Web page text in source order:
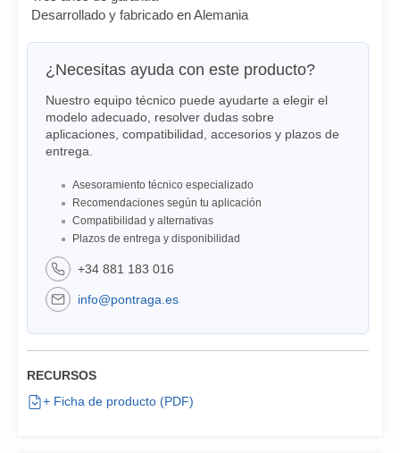
Desarrollado y fabricado en Alemania
¿Necesitas ayuda con este producto?
Nuestro equipo técnico puede ayudarte a elegir el
modelo adecuado, resolver dudas sobre
aplicaciones, compatibilidad, accesorios y plazos de
entrega.
Asesoramiento técnico especializado
Recomendaciones según tu aplicación
Compatibilidad y alternativas
Plazos de entrega y disponibilidad
+34 881 183 016
info@pontraga.es
RECURSOS
+ Ficha de producto (PDF)